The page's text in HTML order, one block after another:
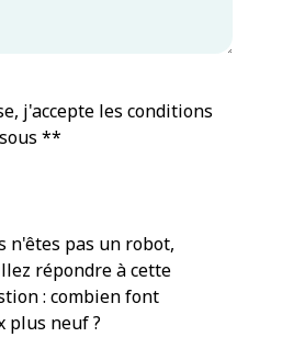
j'accepte les conditions
**
n'êtes pas un robot,
répondre à cette
: combien font
plus neuf ?